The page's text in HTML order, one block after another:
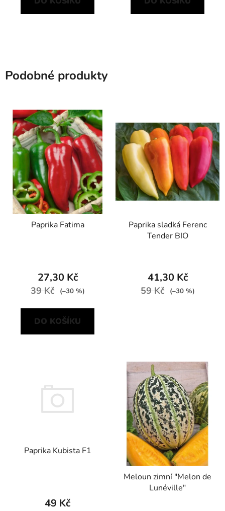
Podobné produkty
Paprika Fatima
27,30 Kč
39 Kč (–30 %)
DO KOŠÍKU
Paprika sladká Ferenc
Tender BIO
41,30 Kč
59 Kč (–30 %)
Paprika Kubista F1
49 Kč
Meloun zimní "Melon de
Lunéville"